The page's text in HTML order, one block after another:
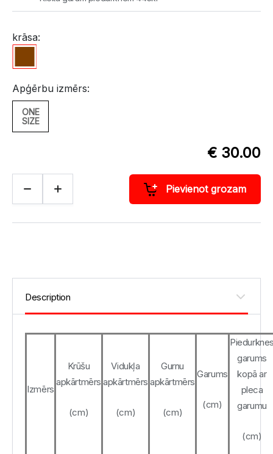
krāsa:
Apģērbu izmērs:
ONE
SIZE
€ 30.00
Pievienot grozam
Izmērs
Krūšu
apkārtmērs
(cm)
Vidukļa
apkārtmērs
(cm)
Gurnu
apkārtmērs
(cm)
Garums
(cm)
garums
kopā ar
pleca
garumu
(cm)